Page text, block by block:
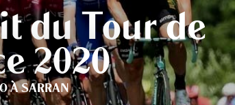
du Tour de
2020
À SARRAN